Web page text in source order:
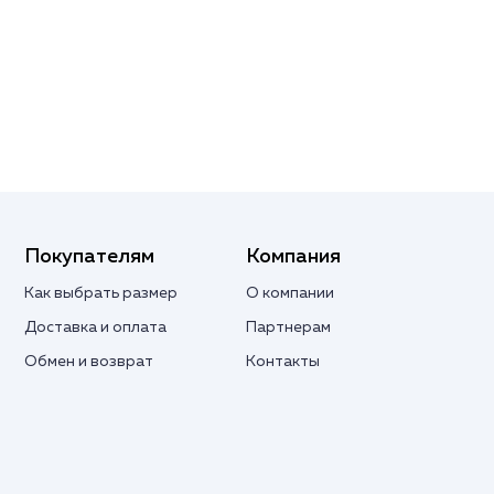
Покупателям
Как выбрать размер
Доставка и оплата
Обмен и возврат
Компания
О компании
Партнерам
Контакты